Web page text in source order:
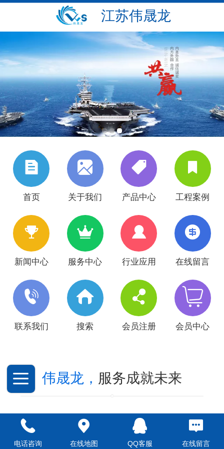
江苏伟晟龙
首页 关于我们 产品中心 工程案例
新闻中心 服务中心 行业应用 在线留言
联系我们 搜索 会员注册 会员中心
伟晟龙， 服务成就未来
设计、安装、维护一体化
国内首批集中、中央空调、中央新
电话咨询 在线地图 QQ客服 在线留言